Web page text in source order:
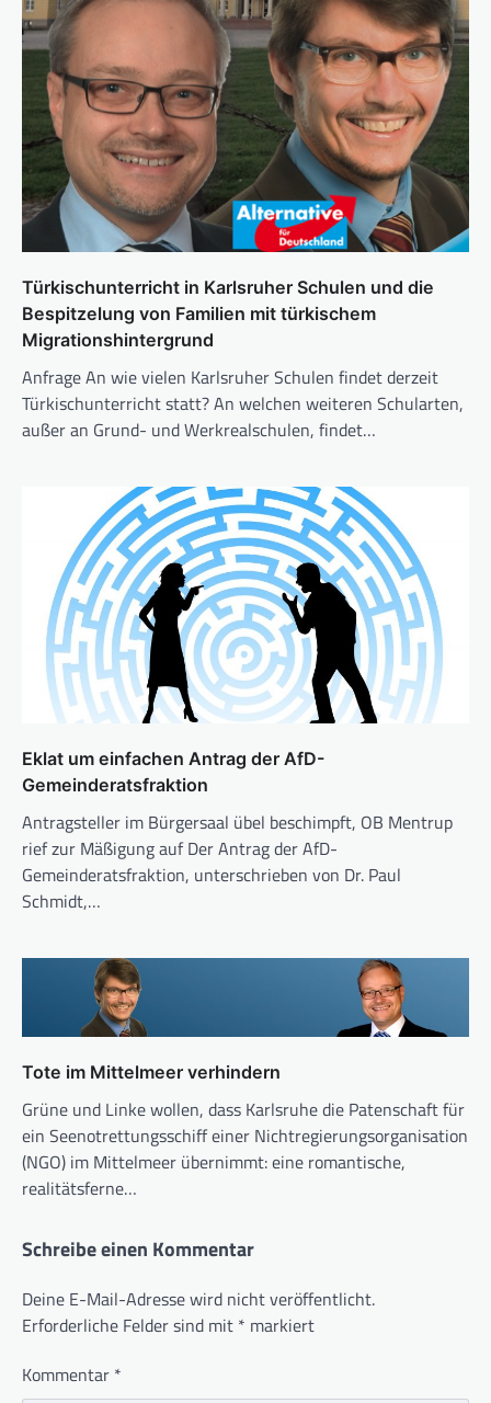
Türkischunterricht in Karlsruher Schulen und die
Bespitzelung von Familien mit türkischem
Migrationshintergrund
Anfrage An wie vielen Karlsruher Schulen findet derzeit
Türkischunterricht statt? An welchen weiteren Schularten,
außer an Grund- und Werkrealschulen, findet…
Eklat um einfachen Antrag der AfD-
Gemeinderatsfraktion
Antragsteller im Bürgersaal übel beschimpft, OB Mentrup
rief zur Mäßigung auf Der Antrag der AfD-
Gemeinderatsfraktion, unterschrieben von Dr. Paul
Schmidt,…
Tote im Mittelmeer verhindern
Grüne und Linke wollen, dass Karlsruhe die Patenschaft für
ein Seenotrettungsschiff einer Nichtregierungsorganisation
(NGO) im Mittelmeer übernimmt: eine romantische,
realitätsferne…
Schreibe einen Kommentar
Deine E-Mail-Adresse wird nicht veröffentlicht.
Erforderliche Felder sind mit * markiert
Kommentar *